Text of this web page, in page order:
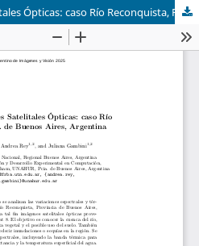
Análisis de Imágenes Satelitales Ópticas: caso Río Reconquista, Pcia. de Buenos Aires, Argentina